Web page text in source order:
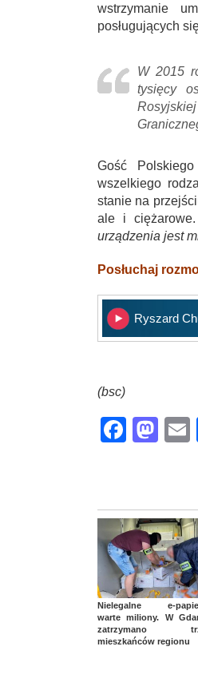
wstrzymanie
posługujących
W 2015
tysięcy
Gość
wszelkiego
stanie na
ale i ciężarowe.
urządzenia jest
Posłuchaj
Ryszard
(bsc)
Nielegalne e-
warte miliony. W
zatrzymano
mieszkańców regionu